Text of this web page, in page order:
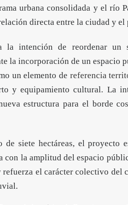
urbana consolidada y el río
directa entre la ciudad y
la intención de reordenar un
la incorporación de un espacio
un elemento de referencia
y equipamiento cultural. La
estructura para el borde
de siete hectáreas, el proyecto
con la amplitud del espacio
el carácter colectivo del